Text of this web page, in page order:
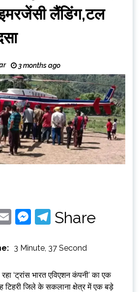
लैंडिंग,टल
3 months ago
EmailMessenger
Telegram
Share
3 Minute, 37 Second
‘ट्रांस भारत एविएशन कंपनी’ का एक
टिहरी जिले के सकलाना क्षेत्र में एक बड़े